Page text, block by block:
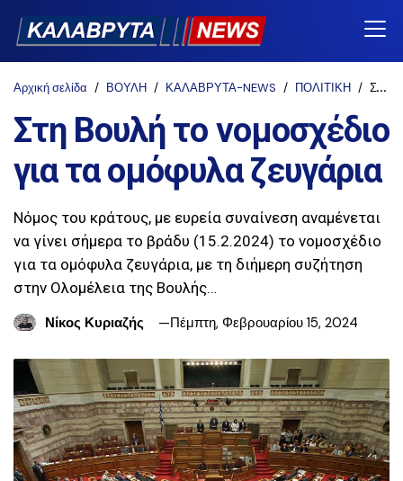
Αρχική σελίδα ΒΟΥΛΗ ΚΑΛΑΒΡΥΤΑ-NEWS ΠΟΛΙΤΙΚΗ Στη Βουλή το νομοσχέδιο για τα ομόφυλα ζευγάρια
Στη Βουλή το νομοσχέδιο
για τα ομόφυλα ζευγάρια
Νόμος του κράτους, με ευρεία συναίνεση αναμένεται
να γίνει σήμερα το βράδυ (15.2.2024) το νομοσχέδιο
για τα ομόφυλα ζευγάρια, με τη διήμερη συζήτηση
στην Ολομέλεια της Βουλής…
Νίκος Κυριαζής
Πέμπτη, Φεβρουαρίου 15, 2024